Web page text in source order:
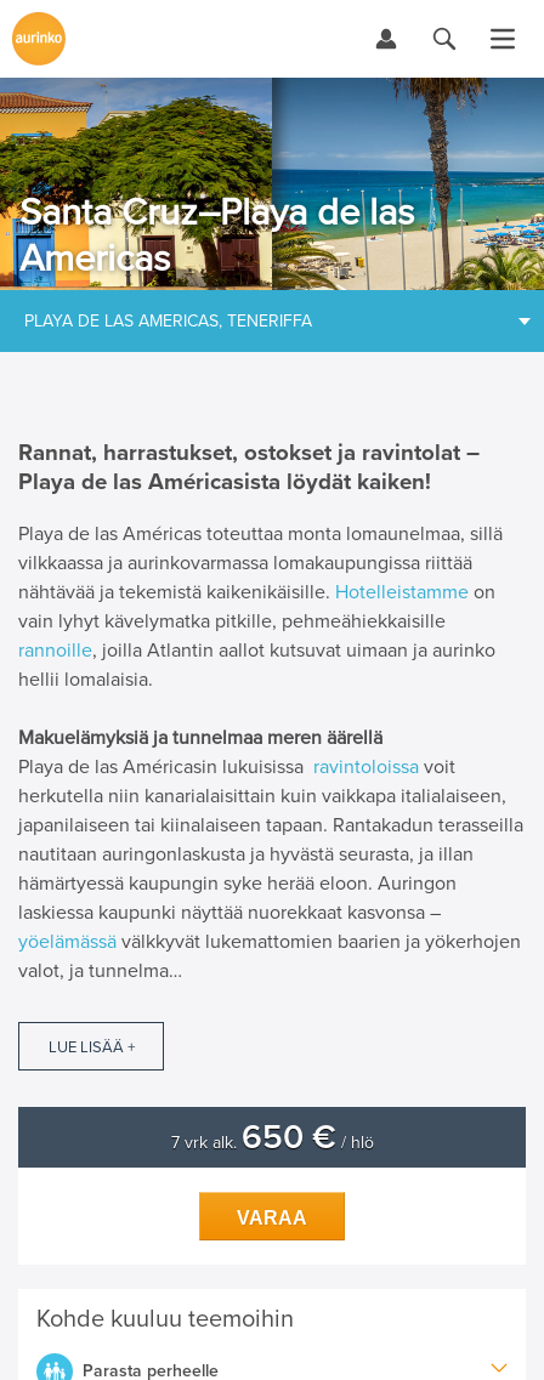
Santa Cruz–Playa de las
Americas
PLAYA DE LAS AMERICAS, TENERIFFA
Rannat, harrastukset, ostokset ja ravintolat –
Playa de las Américasista löydät kaiken!
Playa de las Américas toteuttaa monta lomaunelmaa, sillä
vilkkaassa ja aurinkovarmassa lomakaupungissa riittää
nähtävää ja tekemistä kaikenikäisille. Hotelleistamme on
vain lyhyt kävelymatka pitkille, pehmeähiekkaisille
rannoille, joilla Atlantin aallot kutsuvat uimaan ja aurinko
hellii lomalaisia.
Makuelämyksiä ja tunnelmaa meren äärellä
Playa de las Américasin lukuisissa ravintoloissa voit
herkutella niin kanarialaisittain kuin vaikkapa italialaiseen,
japanilaiseen tai kiinalaiseen tapaan. Rantakadun terasseilla
nautitaan auringonlaskusta ja hyvästä seurasta, ja illan
hämärtyessä kaupungin syke herää eloon. Auringon
laskiessa kaupunki näyttää nuorekkaat kasvonsa –
yöelämässä välkkyvät lukemattomien baarien ja yökerhojen
valot, ja tunnelma…
LUE LISÄÄ +
7 vrk alk. 650 € / hlö
VARAA
Kohde kuuluu teemoihin
Parasta perheelle